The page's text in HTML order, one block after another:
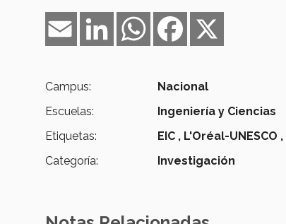
Facebook
WhatsApp
LinkedIn
Email
Campus:
Nacional
Escuelas:
Ingeniería y Ciencias
Etiquetas:
EIC , L'Oréal-UNESCO ,
Categoría:
Investigación